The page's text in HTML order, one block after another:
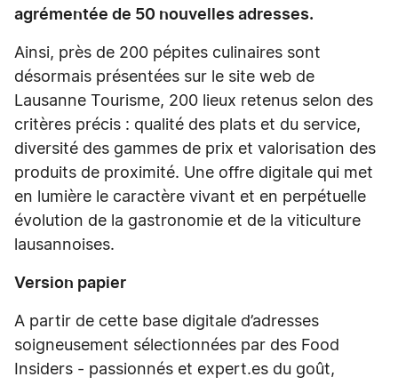
agrémentée de 50 nouvelles adresses.
Ainsi, près de 200 pépites culinaires sont
désormais présentées sur le site web de
Lausanne Tourisme, 200 lieux retenus selon des
critères précis : qualité des plats et du service,
diversité des gammes de prix et valorisation des
produits de proximité. Une offre digitale qui met
en lumière le caractère vivant et en perpétuelle
évolution de la gastronomie et de la viticulture
lausannoises.
Version papier
A partir de cette base digitale d’adresses
soigneusement sélectionnées par des Food
Insiders - passionnés et expert.es du goût,